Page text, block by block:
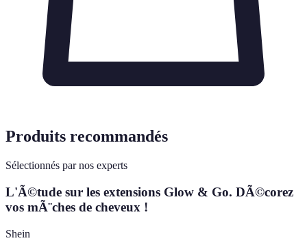
Produits recommandés
Sélectionnés par nos experts
L'Ã©tude sur les extensions Glow & Go. DÃ©corez
vos mÃ¨ches de cheveux !
Shein